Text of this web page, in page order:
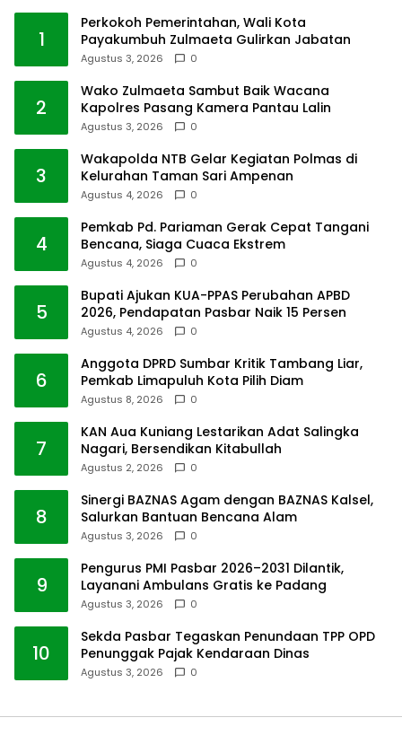
1
Perkokoh Pemerintahan, Wali Kota
Payakumbuh Zulmaeta Gulirkan Jabatan
Agustus 3, 2026 0
2
Wako Zulmaeta Sambut Baik Wacana
Kapolres Pasang Kamera Pantau Lalin
Agustus 3, 2026 0
3
Wakapolda NTB Gelar Kegiatan Polmas di
Kelurahan Taman Sari Ampenan
Agustus 4, 2026 0
4
Pemkab Pd. Pariaman Gerak Cepat Tangani
Bencana, Siaga Cuaca Ekstrem
Agustus 4, 2026 0
5
Bupati Ajukan KUA-PPAS Perubahan APBD
2026, Pendapatan Pasbar Naik 15 Persen
Agustus 4, 2026 0
6
Anggota DPRD Sumbar Kritik Tambang Liar,
Pemkab Limapuluh Kota Pilih Diam
Agustus 8, 2026 0
7
KAN Aua Kuniang Lestarikan Adat Salingka
Nagari, Bersendikan Kitabullah
Agustus 2, 2026 0
8
Sinergi BAZNAS Agam dengan BAZNAS Kalsel,
Salurkan Bantuan Bencana Alam
Agustus 3, 2026 0
9
Pengurus PMI Pasbar 2026–2031 Dilantik,
Layanani Ambulans Gratis ke Padang
Agustus 3, 2026 0
10
Sekda Pasbar Tegaskan Penundaan TPP OPD
Penunggak Pajak Kendaraan Dinas
Agustus 3, 2026 0